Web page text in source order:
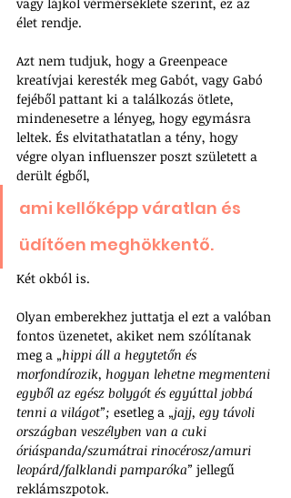
élet rendje.
Azt nem tudjuk, hogy a Greenpeace
kreatívjai keresték meg Gabót, vagy Gabó
fejéből pattant ki a találkozás ötlete,
mindenesetre a lényeg, hogy egymásra
leltek. És elvitathatatlan a tény, hogy
végre olyan influenszer poszt született a
derült égből,
ami kellőképp váratlan és
üdítően meghökkentő.
Két okból is.
Olyan emberekhez juttatja el ezt a valóban
fontos üzenetet, akiket nem szólítanak
meg a „hippi áll a hegytetőn és
morfondírozik, hogyan lehetne megmenteni
egyből az egész bolygót és egyúttal jobbá
tenni a világot”; esetleg a „jajj, egy távoli
országban veszélyben van a cuki
óriáspanda/szumátrai rinocérosz/amuri
leopárd/falklandi pamparóka” jellegű
reklámszpotok.